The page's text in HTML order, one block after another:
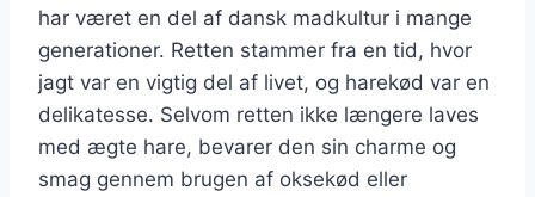
har været en del af dansk madkultur i mange
generationer. Retten stammer fra en tid, hvor
jagt var en vigtig del af livet, og harekød var en
delikatesse. Selvom retten ikke længere laves
med ægte hare, bevarer den sin charme og
smag gennem brugen af oksekød eller